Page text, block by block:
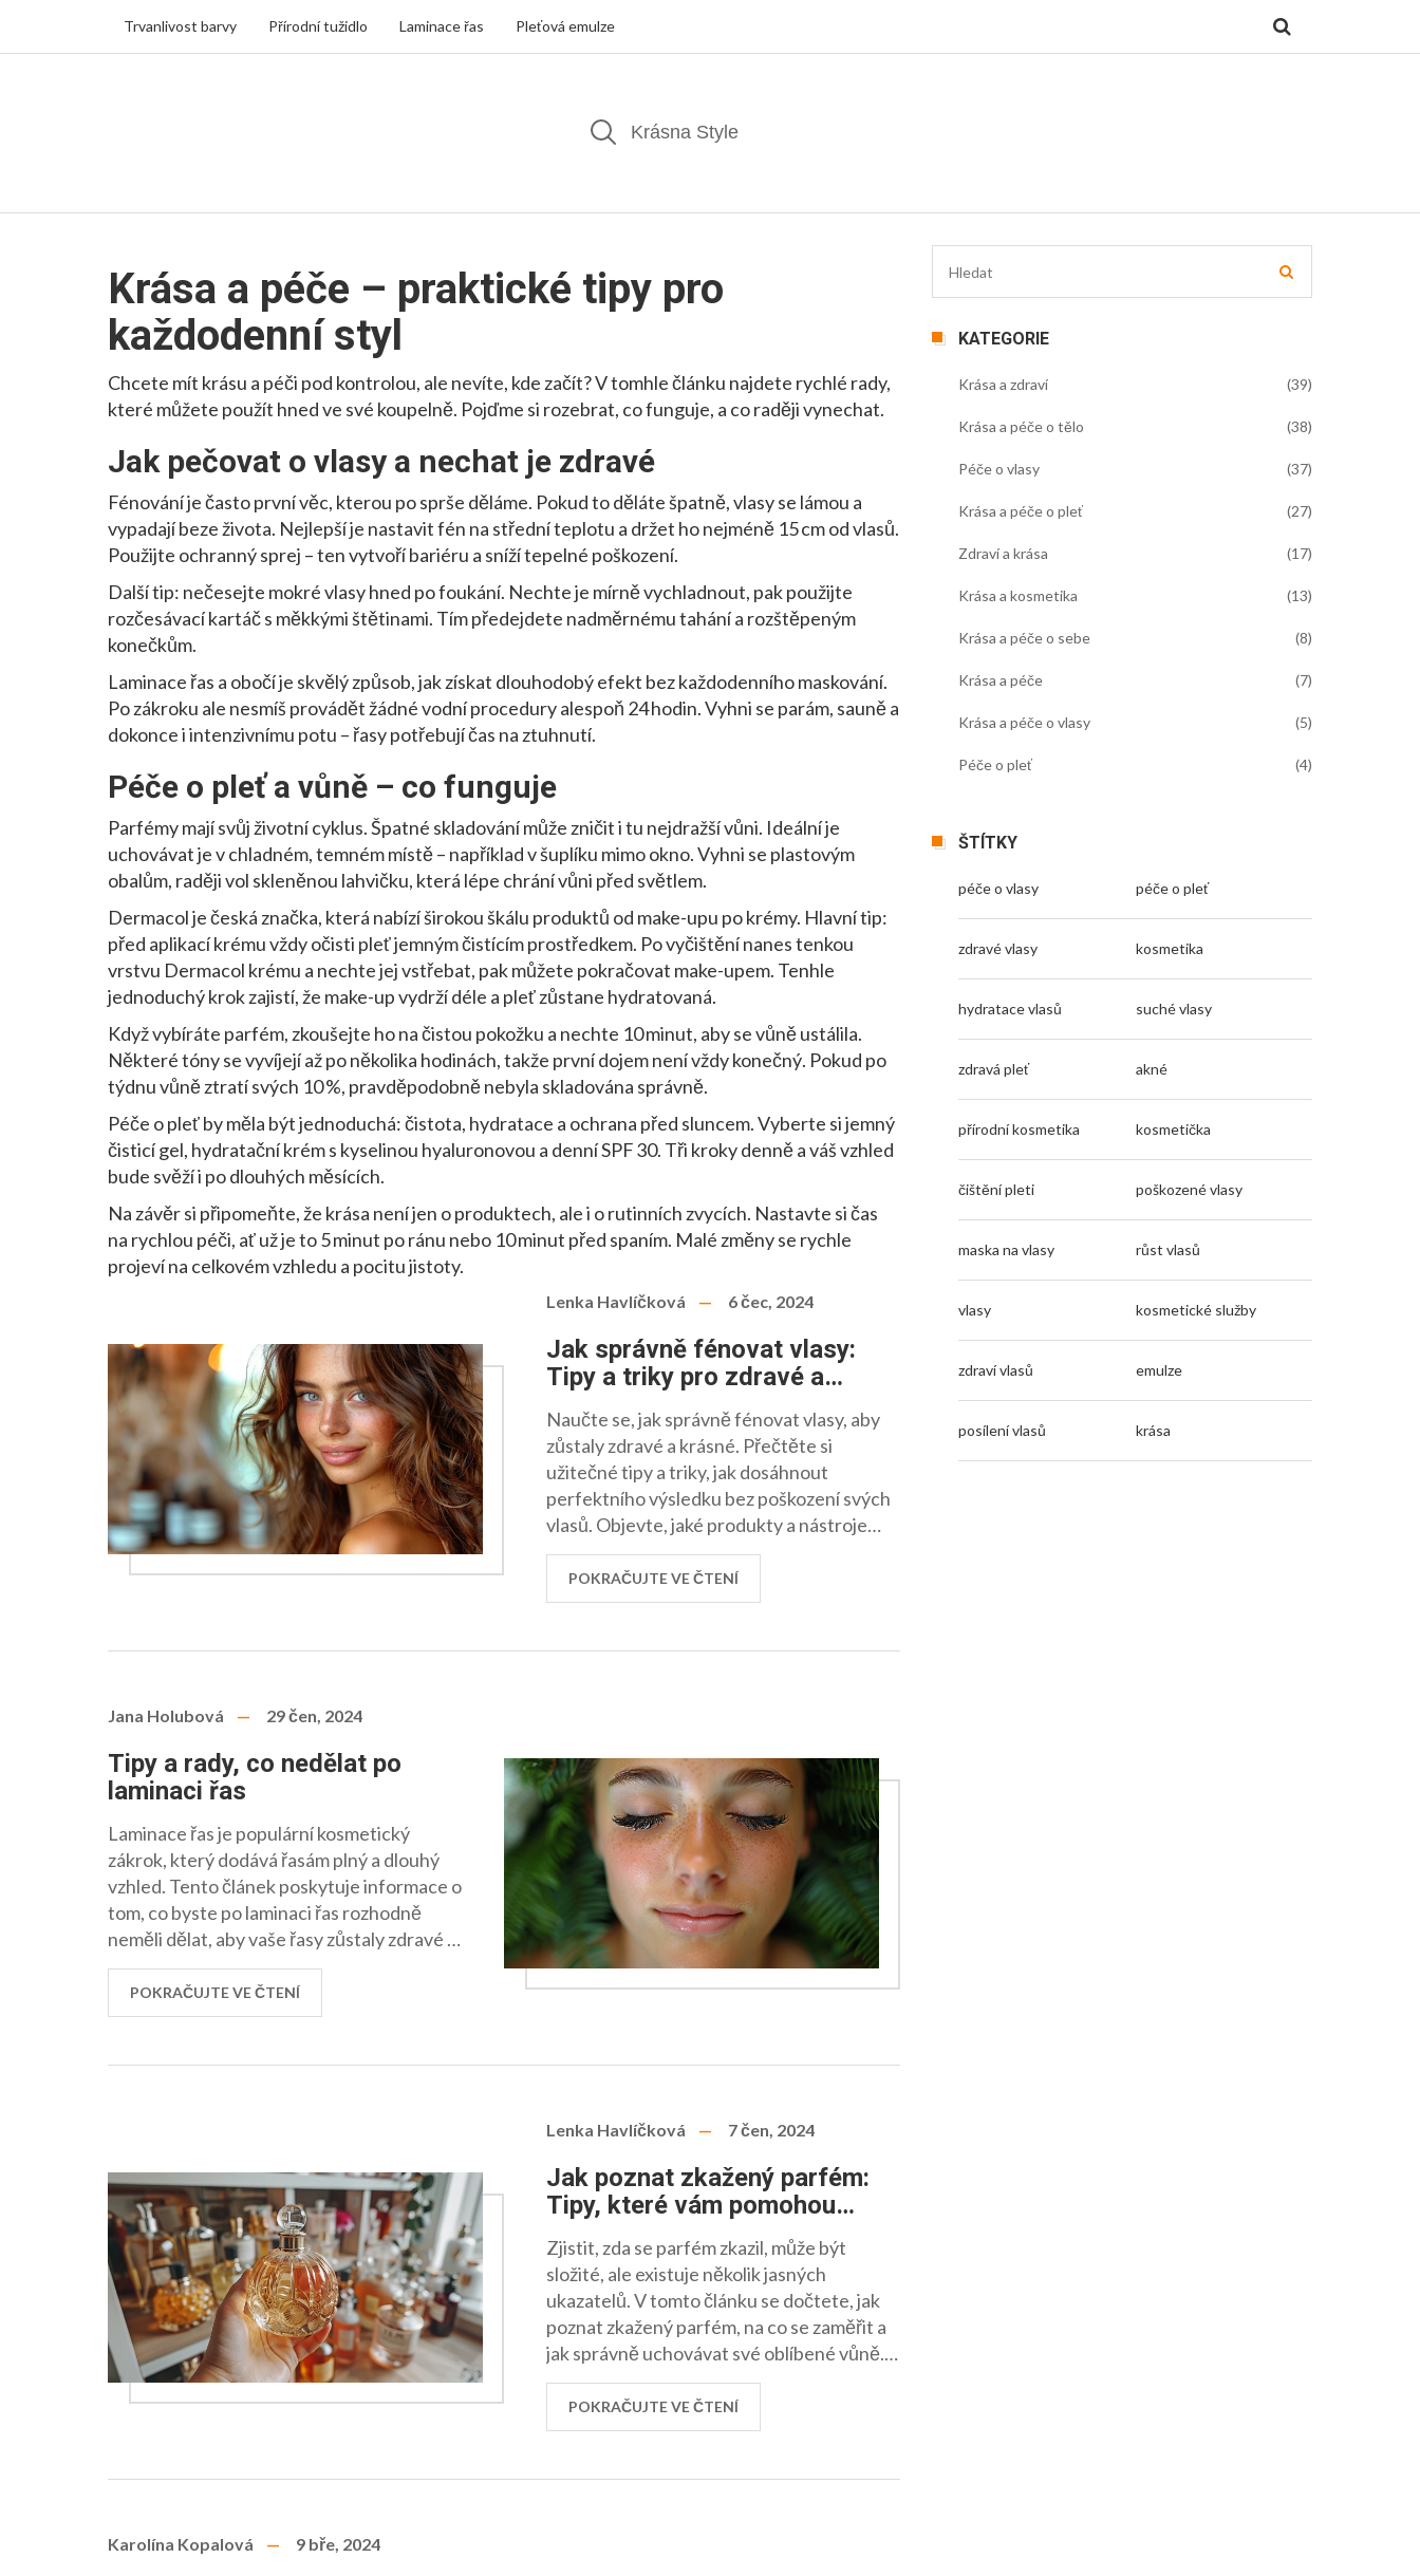
Trvanlivost barvy Přírodní tužidlo Laminace řas Pleťová emulze
Krása a péče – praktické tipy pro
každodenní styl
Chcete mít krásu a péči pod kontrolou, ale nevíte, kde začít? V tomhle článku najdete rychlé rady,
které můžete použít hned ve své koupelně. Pojďme si rozebrat, co funguje, a co raději vynechat.
Jak pečovat o vlasy a nechat je zdravé
Fénování je často první věc, kterou po sprše děláme. Pokud to děláte špatně, vlasy se lámou a
vypadají beze života. Nejlepší je nastavit fén na střední teplotu a držet ho nejméně 15 cm od vlasů.
Použijte ochranný sprej – ten vytvoří bariéru a sníží tepelné poškození.
Další tip: nečesejte mokré vlasy hned po foukání. Nechte je mírně vychladnout, pak použijte
rozčesávací kartáč s měkkými štětinami. Tím předejdete nadměrnému tahání a rozštěpeným
konečkům.
Laminace řas a obočí je skvělý způsob, jak získat dlouhodobý efekt bez každodenního maskování.
Po zákroku ale nesmíš provádět žádné vodní procedury alespoň 24 hodin. Vyhni se parám, sauně a
dokonce i intenzivnímu potu – řasy potřebují čas na ztuhnutí.
Péče o pleť a vůně – co funguje
Parfémy mají svůj životní cyklus. Špatné skladování může zničit i tu nejdražší vůni. Ideální je
uchovávat je v chladném, temném místě – například v šuplíku mimo okno. Vyhni se plastovým
obalům, raději vol skleněnou lahvičku, která lépe chrání vůni před světlem.
Dermacol je česká značka, která nabízí širokou škálu produktů od make-upu po krémy. Hlavní tip:
před aplikací krému vždy očisti pleť jemným čistícím prostředkem. Po vyčištění nanes tenkou
vrstvu Dermacol krému a nechte jej vstřebat, pak můžete pokračovat make-upem. Tenhle
jednoduchý krok zajistí, že make-up vydrží déle a pleť zůstane hydratovaná.
Když vybíráte parfém, zkoušejte ho na čistou pokožku a nechte 10 minut, aby se vůně ustálila.
Některé tóny se vyvíjejí až po několika hodinách, takže první dojem není vždy konečný. Pokud po
týdnu vůně ztratí svých 10 %, pravděpodobně nebyla skladována správně.
Péče o pleť by měla být jednoduchá: čistota, hydratace a ochrana před sluncem. Vyberte si jemný
čisticí gel, hydratační krém s kyselinou hyaluronovou a denní SPF 30. Tři kroky denně a váš vzhled
bude svěží i po dlouhých měsících.
Na závěr si připomeňte, že krása není jen o produktech, ale i o rutinních zvycích. Nastavte si čas
na rychlou péči, ať už je to 5 minut po ránu nebo 10 minut před spaním. Malé změny se rychle
projeví na celkovém vzhledu a pocitu jistoty.
Lenka Havlíčková 6 čec, 2024
Jak správně fénovat vlasy:
Tipy a triky pro zdravé a
krásné vlasy
Naučte se, jak správně fénovat vlasy, aby
zůstaly zdravé a krásné. Přečtěte si
užitečné tipy a triky, jak dosáhnout
perfektního výsledku bez poškození svých
vlasů. Objevte, jaké produkty a nástroje
použít, a jak se vyhnout častým chybám při
fénování.
POKRAČUJTE VE ČTENÍ
Jana Holubová 29 čen, 2024
Tipy a rady, co nedělat po
laminaci řas
Laminace řas je populární kosmetický
zákrok, který dodává řasám plný a dlouhý
vzhled. Tento článek poskytuje informace o
tom, co byste po laminaci řas rozhodně
neměli dělat, aby vaše řasy zůstaly zdravé a
krásné. Naučíte se praktická doporučení a
tipy, jak se o vaše řasy správně starat po
tomto zákroku.
POKRAČUJTE VE ČTENÍ
Lenka Havlíčková 7 čen, 2024
Jak poznat zkažený parfém:
Tipy, které vám pomohou
ochránit vaše cenné vůně
Zjistit, zda se parfém zkazil, může být
složité, ale existuje několik jasných
ukazatelů. V tomto článku se dočtete, jak
poznat zkažený parfém, na co se zaměřit a
jak správně uchovávat své oblíbené vůně.
Naučíte se, jak sledovat změny vůně, barvy
a konzistence, které mohou být varovným
signálem.
POKRAČUJTE VE ČTENÍ
Karolína Kopalová 9 bře, 2024
KATEGORIE
Krása a zdraví (39)
Krása a péče o tělo (38)
Péče o vlasy (37)
Krása a péče o pleť (27)
Zdraví a krása (17)
Krása a kosmetika (13)
Krása a péče o sebe (8)
Krása a péče (7)
Krása a péče o vlasy (5)
Péče o pleť (4)
ŠTÍTKY
péče o vlasy péče o pleť
zdravé vlasy kosmetika
hydratace vlasů suché vlasy
zdravá pleť akné
přírodní kosmetika kosmetička
čištění pleti poškozené vlasy
maska na vlasy růst vlasů
vlasy kosmetické služby
zdraví vlasů emulze
posílení vlasů krása